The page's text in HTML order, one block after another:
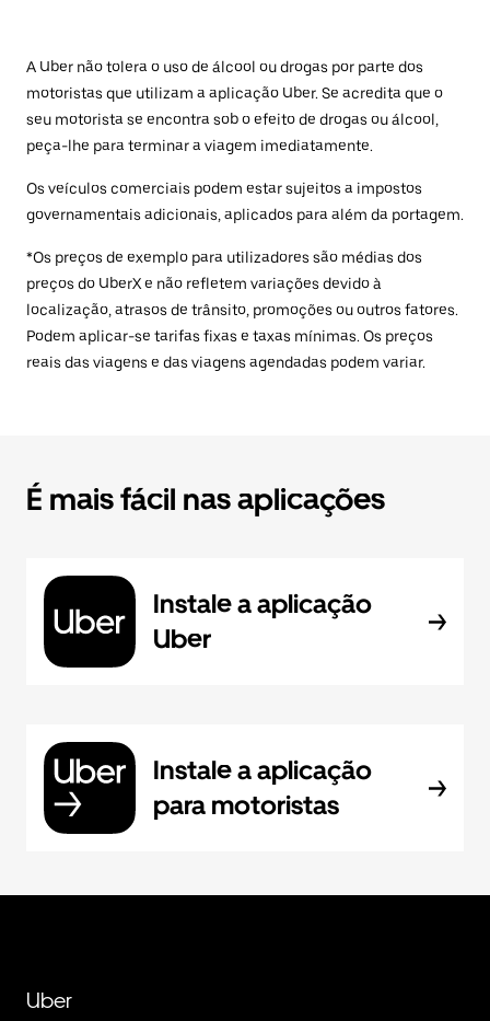
A Uber não tolera o uso de álcool ou drogas por parte dos
motoristas que utilizam a aplicação Uber. Se acredita que o
seu motorista se encontra sob o efeito de drogas ou álcool,
peça-lhe para terminar a viagem imediatamente.
Os veículos comerciais podem estar sujeitos a impostos
governamentais adicionais, aplicados para além da portagem.
*Os preços de exemplo para utilizadores são médias dos
preços do UberX e não refletem variações devido à
localização, atrasos de trânsito, promoções ou outros fatores.
Podem aplicar-se tarifas fixas e taxas mínimas. Os preços
reais das viagens e das viagens agendadas podem variar.
É mais fácil nas aplicações
Instale a aplicação
Uber
Instale a aplicação
para motoristas
Uber